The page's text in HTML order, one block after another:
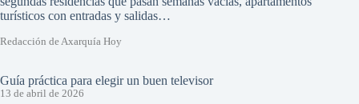
turísticos con entradas y salidas…
Redacción de Axarquía Hoy
Guía práctica para elegir un buen televisor
13 de abril de 2026